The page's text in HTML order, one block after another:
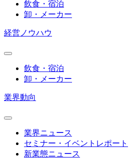
飲食・宿泊
卸・メーカー
経営ノウハウ
飲食・宿泊
卸・メーカー
業界動向
業界ニュース
セミナー・イベントレポート
新業態ニュース